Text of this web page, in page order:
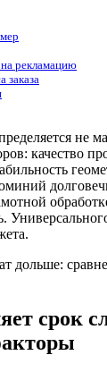
на рекламацию
заказа
не
качество
срок